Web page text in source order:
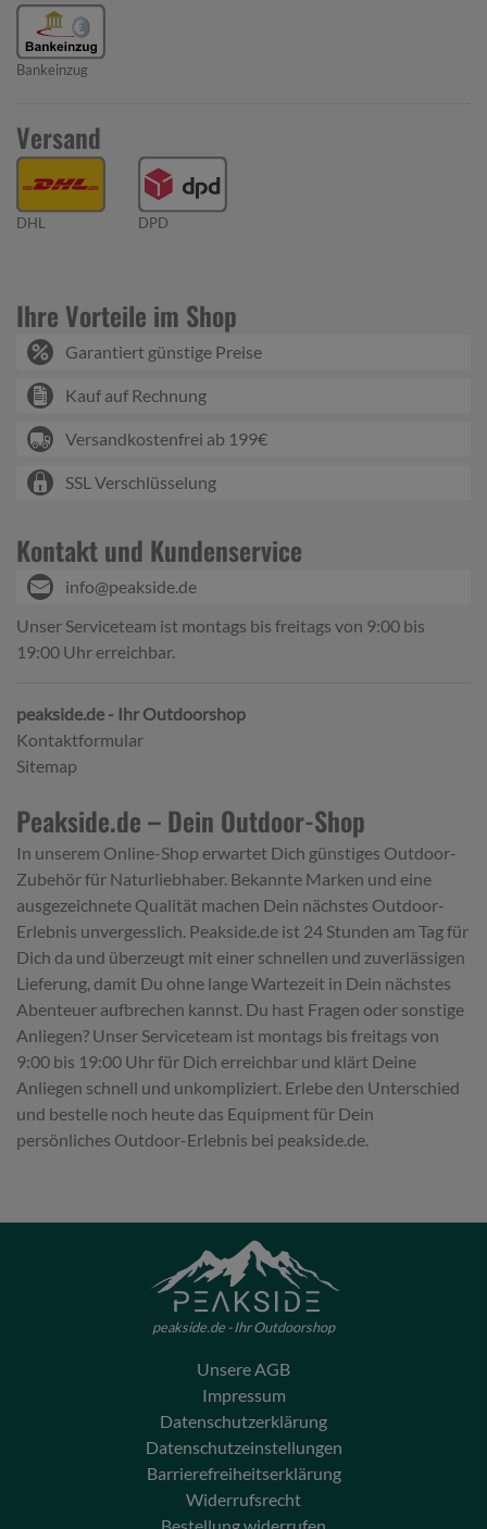
Bankeinzug
Versand
DHL DPD
Ihre Vorteile im Shop
Garantiert günstige Preise
Kauf auf Rechnung
Versandkostenfrei ab 199€
SSL Verschlüsselung
Kontakt und Kundenservice
info@peakside.de
Unser Serviceteam ist montags bis freitags von 9:00 bis
19:00 Uhr erreichbar.
peakside.de - Ihr Outdoorshop
Kontaktformular
Sitemap
Peakside.de – Dein Outdoor-Shop
In unserem Online-Shop erwartet Dich günstiges Outdoor-
Zubehör für Naturliebhaber. Bekannte Marken und eine
ausgezeichnete Qualität machen Dein nächstes Outdoor-
Erlebnis unvergesslich. Peakside.de ist 24 Stunden am Tag für
Dich da und überzeugt mit einer schnellen und zuverlässigen
Lieferung, damit Du ohne lange Wartezeit in Dein nächstes
Abenteuer aufbrechen kannst. Du hast Fragen oder sonstige
Anliegen? Unser Serviceteam ist montags bis freitags von
9:00 bis 19:00 Uhr für Dich erreichbar und klärt Deine
Anliegen schnell und unkompliziert. Erlebe den Unterschied
und bestelle noch heute das Equipment für Dein
persönliches Outdoor-Erlebnis bei peakside.de.
peakside.de - Ihr Outdoorshop
Unsere AGB
Impressum
Datenschutzerklärung
Datenschutzeinstellungen
Barrierefreiheitserklärung
Widerrufsrecht